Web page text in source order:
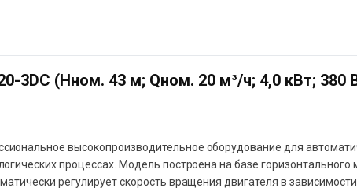
3DC (Нном. 43 м; Qном. 20 м³/ч; 4,0 кВт; 380
высокопроизводительное оборудование для
процессах. Модель построена на базе
регулирует скорость вращения двигателя в